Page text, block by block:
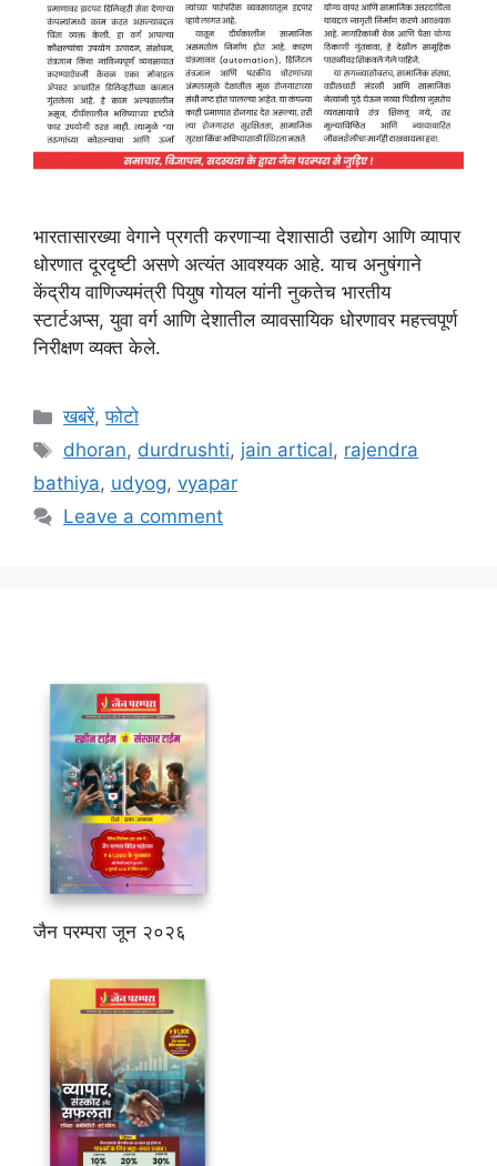
भारतासारख्या वेगाने प्रगती करणाऱ्या देशासाठी उद्योग आणि व्यापार
धोरणात दूरदृष्टी असणे अत्यंत आवश्यक आहे. याच अनुषंगाने
केंद्रीय वाणिज्यमंत्री पियुष गोयल यांनी नुकतेच भारतीय
स्टार्टअप्स, युवा वर्ग आणि देशातील व्यावसायिक धोरणावर महत्त्वपूर्ण
निरीक्षण व्यक्त केले.
Categories
खबरें,फोटो
Tags
dhoran, durdrushti, jain artical, rajendra
bathiya, udyog, vyapar
Leave a comment
जैन परम्परा जून २०२६